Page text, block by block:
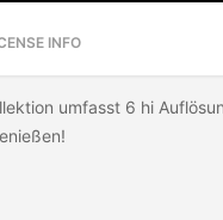
INFO
umfasst 6 hi